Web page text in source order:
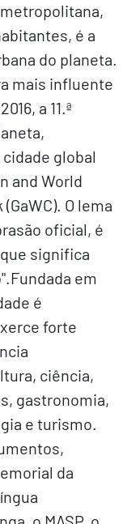
é a
do planeta.
mais influente
a 11.ª
global
and World
O lema
oficial, é
significa
em
é
forte
ciência,
gastronomia,
e turismo.
da